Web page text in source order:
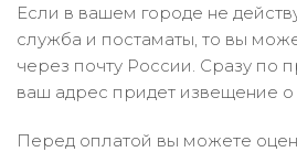
Если в вашем городе не
служба и постаматы, то вы
через почту России. Сразу по
ваш адрес придет извещение о
Перед оплатой вы можете